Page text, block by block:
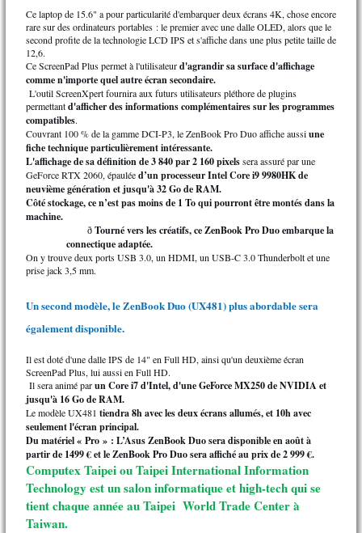
Ce laptop de 15.6" a pour particularité d'embarquer deux écrans 4K, chose encore
rare sur des ordinateurs portables : le premier avec une dalle OLED, alors que le
second profite de la technologie LCD IPS et s'affiche dans une plus petite taille de
12,6.
Ce ScreenPad Plus permet à l'utilisateurd'agrandir sa surface d'affichage
comme n'importe quel autre écran secondaire.
L'outil ScreenXpert fournira aux futurs utilisateurs pléthore de plugins
permettantd'afficher des informations complémentaires sur les programmes
compatibles.
Couvrant 100 % de la gamme DCI-P3, le ZenBook Pro Duo affiche aussiune
fiche technique particulièrement intéressante.
L'affichage de sa définition de 3 840 par 2 160 pixelssera assuré par une
GeForce RTX 2060, épauléed’un processeur Intel Core i9 9980HK de
neuvième génération et jusqu'à 32 Go de RAM.
Côté stockage, ce n’est pas moins de 1 To qui pourront être montés dans la
machine.
ð Tourné vers les créatifs, ce ZenBook Pro Duo embarque la
connectique adaptée.
On y trouve deux ports USB 3.0, un HDMI, un USB-C 3.0 Thunderbolt et une
prise jack 3,5 mm.
Un second modèle, le ZenBook Duo (UX481) plus abordable sera
également disponible.
Il est doté d'une dalle IPS de 14" en Full HD, ainsi qu'un deuxième écran
ScreenPad Plus, lui aussi en Full HD.
Il sera animé parun Core i7 d'Intel, d'une GeForce MX250 de NVIDIA et
jusqu'à 16 Go de RAM.
Le modèle UX481 tiendra 8h avec les deux écrans allumés, et 10h avec
seulement l'écran principal.
Du matériel « Pro » : L’Asus ZenBook Duo sera disponible en août à
partir de 1499 € et le ZenBook Pro Duo sera affiché au prix de 2 999 €.
Computex Taipei ou Taipei International Information
Technology est un salon informatique et high-tech qui se
tient chaque année au Taipei World Trade Center à
Taiwan.